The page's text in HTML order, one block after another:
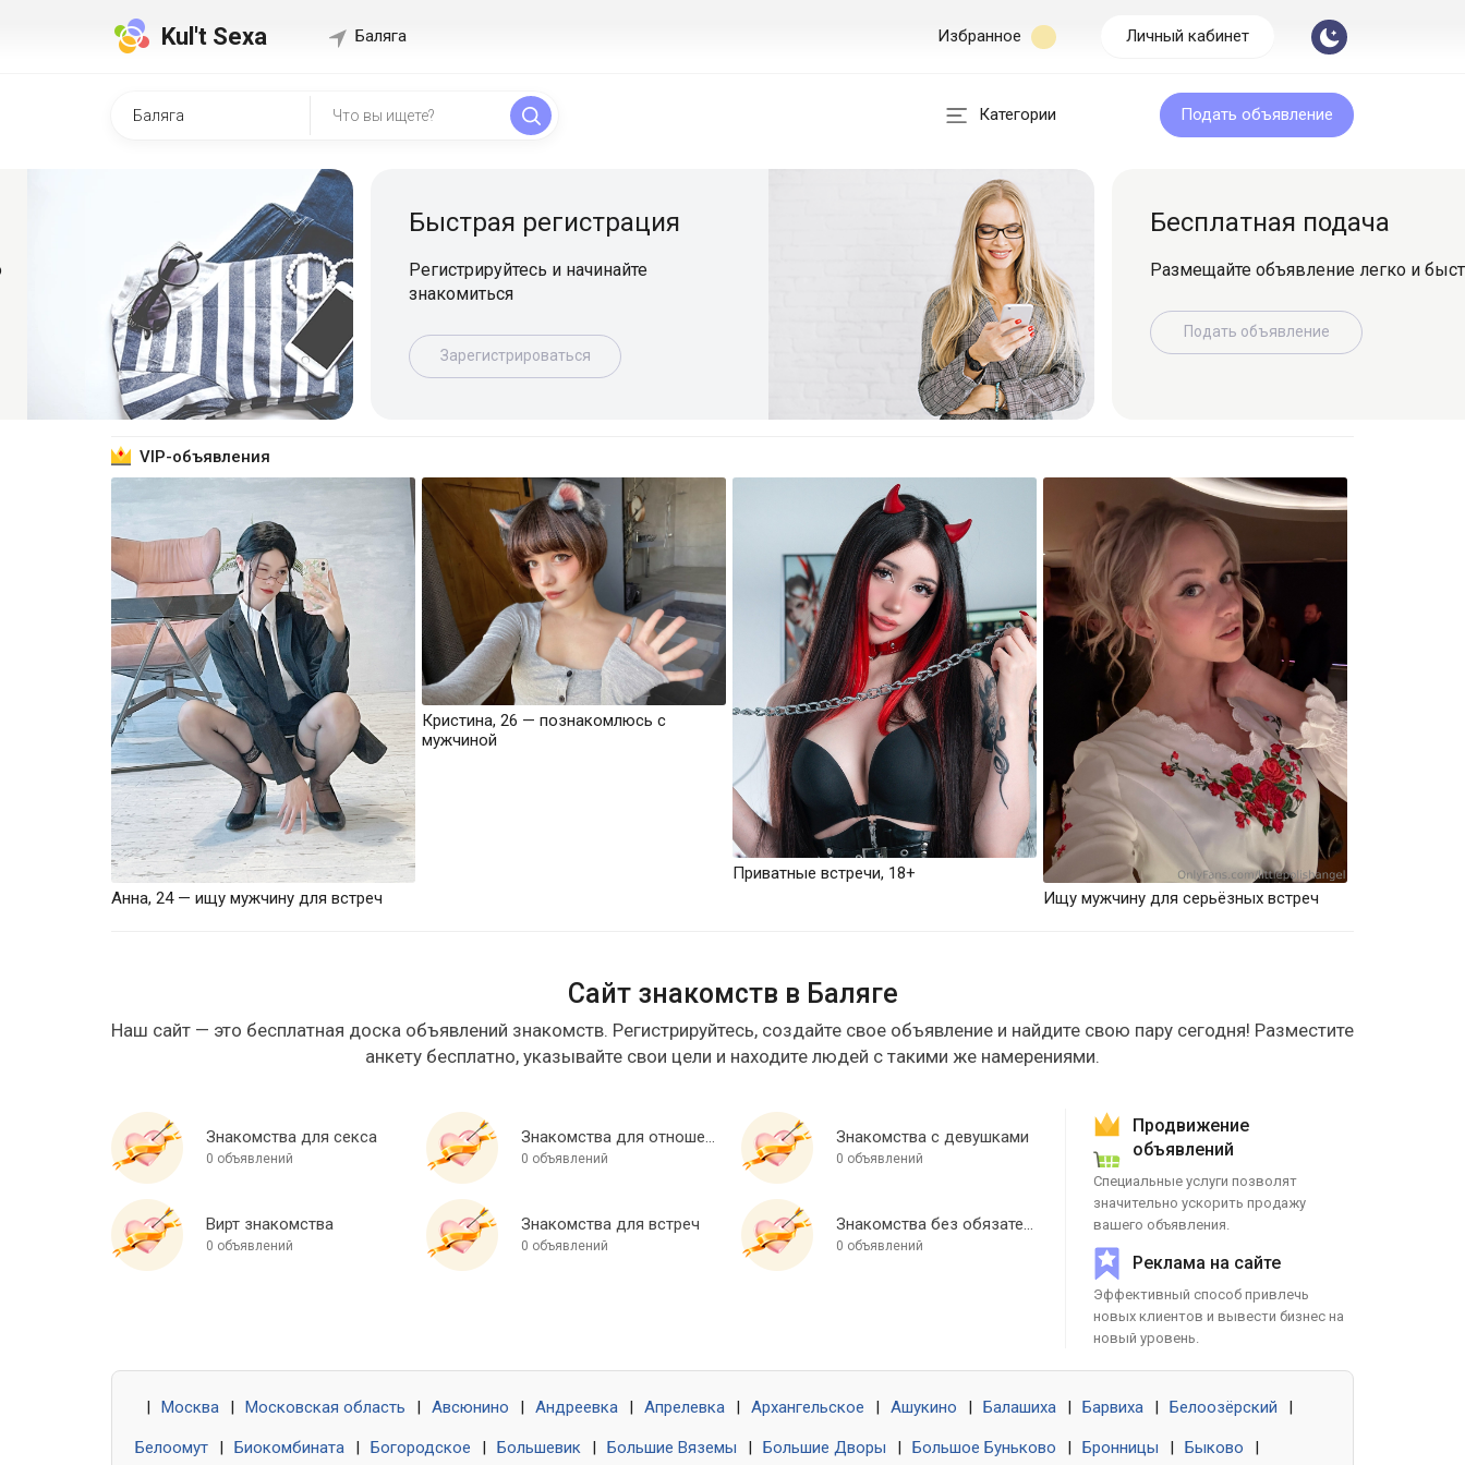
Kul't Sexa Баляга Избранное Личный кабинет
Категории Подать объявление
Быстрая регистрация
Регистрируйтесь и начинайте
знакомиться
Зарегистрироваться
Бесплатная подача
Размещайте объявление легко и
Подать объявление
VIP-объявления
Анна, 24 — ищу мужчину для встреч
Кристина, 26 — познакомлюсь с
мужчиной
Приватные встречи, 18+
Ищу мужчину для серьёзных встреч
Сайт знакомств в Баляге
Наш сайт — это бесплатная доска объявлений знакомств. Регистрируйтесь, создайте свое объявление и найдите свою пару сегодня! Разместите
анкету бесплатно, указывайте свои цели и находите людей с такими же намерениями.
Знакомства для секса
0 объявлений
Знакомства для отношений
0 объявлений
Знакомства с девушками
0 объявлений
Вирт знакомства
0 объявлений
Знакомства для встреч
0 объявлений
Знакомства без обязательств
0 объявлений
Продвижение
объявлений
Специальные услуги позволят
значительно ускорить продажу
вашего объявления.
Реклама на сайте
Эффективный способ привлечь
новых клиентов и вывести бизнес на
новый уровень.
Москва Московская область Авсюнино Андреевка Апрелевка Архангельское Ашукино Балашиха Барвиха Белоозёрский
Белоомут Биокомбината Богородское Большевик Большие Вяземы Большие Дворы Большое Буньково Бронницы Быково